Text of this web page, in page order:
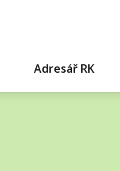
Adresář RK